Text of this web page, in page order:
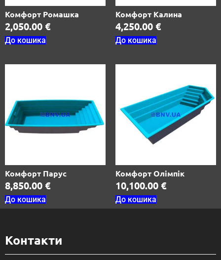
Комфорт Ромашка
2,050.00 €
До кошика
Комфорт Калина
4,250.00 €
До кошика
Комфорт Парус
8,850.00 €
До кошика
Комфорт Олімпік
10,100.00 €
До кошика
Контакти